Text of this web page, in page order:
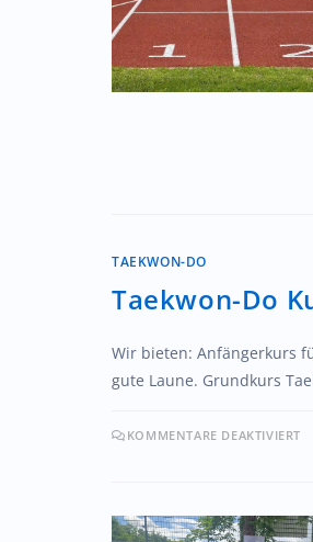
TAEKWON-DO
Taekwon-Do
Wir bieten: Anfängerkurs
gute Laune. Grundkurs
KOMMENTARE DEAKTIVIERT